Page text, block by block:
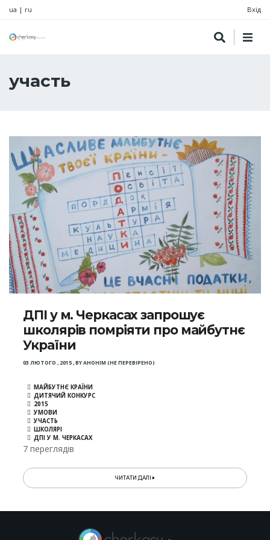
ua | ru Вхід
участь
ДПІ у м. Черкасах запрошує
школярів помріяти про майбутнє
України
03 ЛЮТОГО , 2015,BYАНОНІМ (НЕ ПЕРЕВІРЕНО)
МАЙБУТНЄ КРАЇНИ
ДИТЯЧИЙ КОНКУРС
2015
УМОВИ
УЧАСТЬ
ШКОЛЯРІ
ДПІ У М. ЧЕРКАСАХ
7 переглядів
ЧИТАТИ ДАЛІ